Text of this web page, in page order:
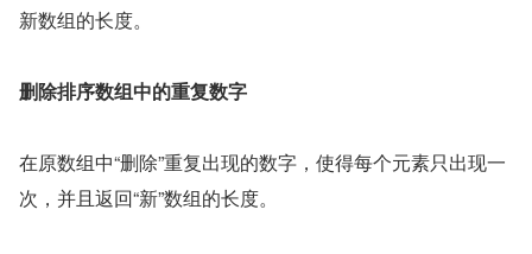
新数组的长度。
删除排序数组中的重复数字
在原数组中“删除”重复出现的数字，使得每个元素只出现一
次，并且返回“新”数组的长度。